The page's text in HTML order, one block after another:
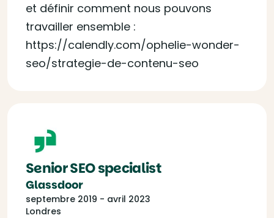
et définir comment nous pouvons
travailler ensemble :
https://calendly.com/ophelie-wonder-
seo/strategie-de-contenu-seo
Senior SEO specialist
Glassdoor
septembre 2019 - avril 2023
Londres